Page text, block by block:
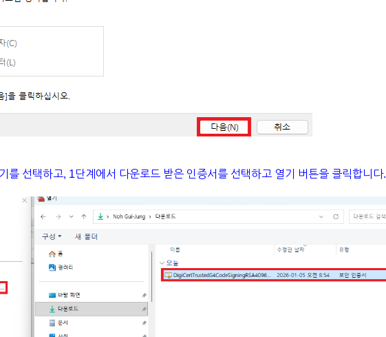
를 선택하고, 1단계에서 다운로드 받은 인증서를 선택하고 열기 버튼을 클릭합니다.